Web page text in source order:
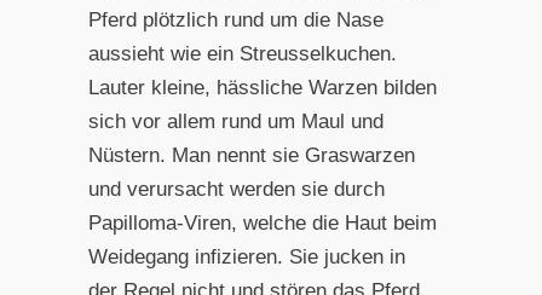
Pferd plötzlich rund um die Nase
aussieht wie ein Streusselkuchen.
Lauter kleine, hässliche Warzen bilden
sich vor allem rund um Maul und
Nüstern. Man nennt sie Graswarzen
und verursacht werden sie durch
Papilloma-Viren, welche die Haut beim
Weidegang infizieren. Sie jucken in